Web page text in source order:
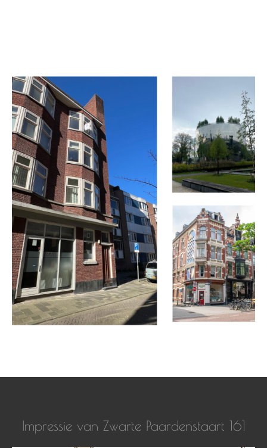
Impressie van Zwarte Paardenstaart 161